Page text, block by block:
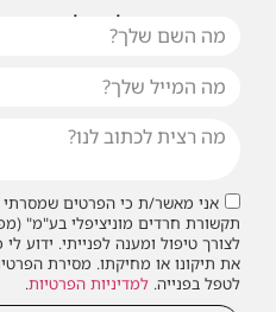
או שילחו אלינו
אני מאשר/ת כי הפרטים שמסרתי
תקשורת חרדים מוניציפלי בע"מ"
לצורך טיפול ומענה לפנייתי. ידוע
את תיקונו או מחיקתו. מסירת
לטפל בפנייה. למדיניות הפרטיות.